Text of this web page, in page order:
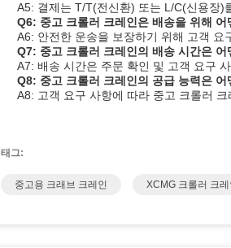
A5: 결제는 T/T(전신환) 또는 L/C(신용장)
Q6: 중고 크롤러 크레인은 배송을 위해 어
A6: 안전한 운송을 보장하기 위해 고객 요
Q7: 중고 크롤러 크레인의 배송 시간은 어
A7: 배송 시간은 주문 확인 및 고객 요구
Q8: 중고 크롤러 크레인의 공급 능력은 어
A8: 고객 요구 사항에 따라 중고 크롤러
태그:
중고용 크래브 크레인 XCMG 크롤러 크레